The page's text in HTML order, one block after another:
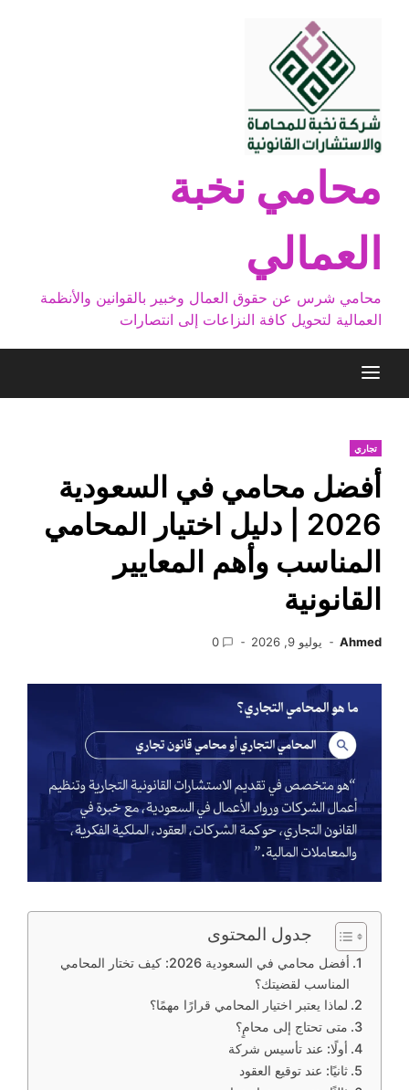
محامي نخبة
العمالي
محامي شرس عن حقوق العمال وخبير بالقوانين والأنظمة
العمالية لتحويل كافة النزاعات إلى انتصارات
تجاري
أفضل محامي في السعودية
2026 | دليل اختيار المحامي
المناسب وأهم المعايير
القانونية
Ahmed يوليو 9, 2026 0
جدول المحتوى
أفضل محامي في السعودية 2026: كيف تختار المحامي
المناسب لقضيتك؟
لماذا يعتبر اختيار المحامي قرارًا مهمًا؟
متى تحتاج إلى محامٍ؟
أولًا: عند تأسيس شركة
ثانيًا: عند توقيع العقود